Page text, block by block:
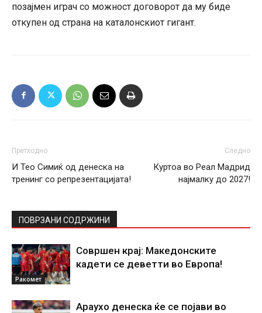
позајмен играч со можност договорот да му биде
откупен од страна на каталонскиот гигант.
Претходно
И Тео Симиќ од денеска на
тренинг со репрезентацијата!
Следно
Куртоа во Реал Мадрид
најмалку до 2027!
ПОВРЗАНИ СОДРЖИНИ
Ракомет
Совршен крај: Македонските
кадети се деветти во Европа!
Араухо денеска ќе се појави во